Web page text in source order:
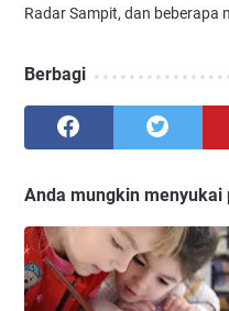
Radar Sampit, dan beberapa
Berbagi
Anda mungkin menyukai